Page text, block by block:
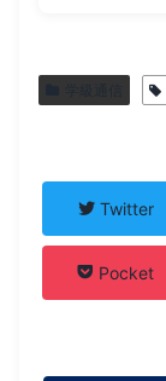
Twitter
Pocket